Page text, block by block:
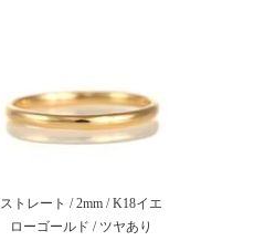
ストレート / 2mm / K18イエ
ローゴールド / ツヤあり